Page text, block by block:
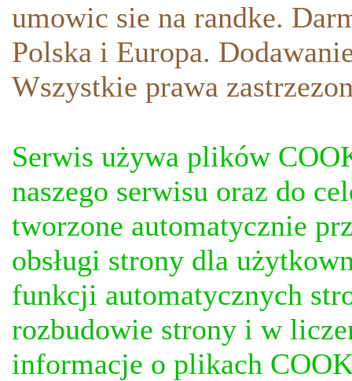
umowic sie na randke.
Polska i Europa.
Wszystkie prawa
Serwis używa plików
naszego serwisu oraz do
tworzone automatycznie
obsługi strony dla
funkcji automatycznych
rozbudowie strony i w
informacje o plikach